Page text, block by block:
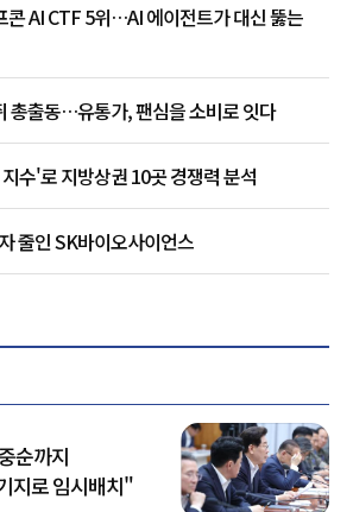
콘 AI CTF 5위…AI 에이전트가 대신 뚫는
총출동…유통가, 팬심을 소비로 잇다
수'로 지방상권 10곳 경쟁력 분석
줄인 SK바이오사이언스
순까지
지로 임시배치"